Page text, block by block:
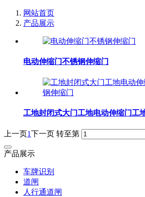
网站首页
产品展示
电动伸缩门不锈钢伸缩门
工地封闭式大门工地电动伸缩门工
上一页1下一页 转至第
产品展示
车牌识别
道闸
人行通道闸